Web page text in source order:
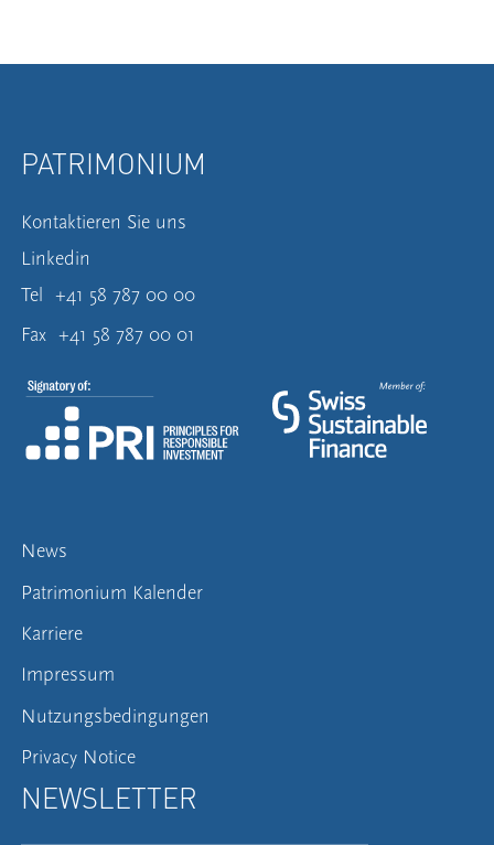
PATRIMONIUM
Kontaktieren Sie uns
Linkedin
Tel +41 58 787 00 00
Fax +41 58 787 00 01
News
Patrimonium Kalender
Karriere
Impressum
Nutzungsbedingungen
Privacy Notice
NEWSLETTER